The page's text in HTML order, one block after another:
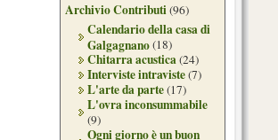
Archivio Contributi(96)
Calendario della casa di
Galgagnano(18)
Chitarra acustica(24)
Interviste intraviste(7)
L'arte da parte(17)
L'ovra inconsummabile
(9)
Ogni giorno è un buon